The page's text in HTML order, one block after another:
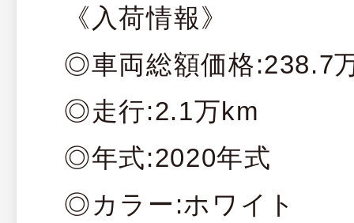
《入荷情報》
◎車両総額価格:238.7
◎走行:2.1万km
◎年式:2020年式
◎カラー:ホワイト